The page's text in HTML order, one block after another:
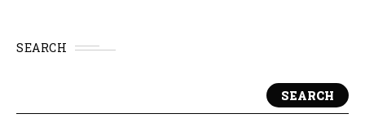
SEARCH
SEARCH